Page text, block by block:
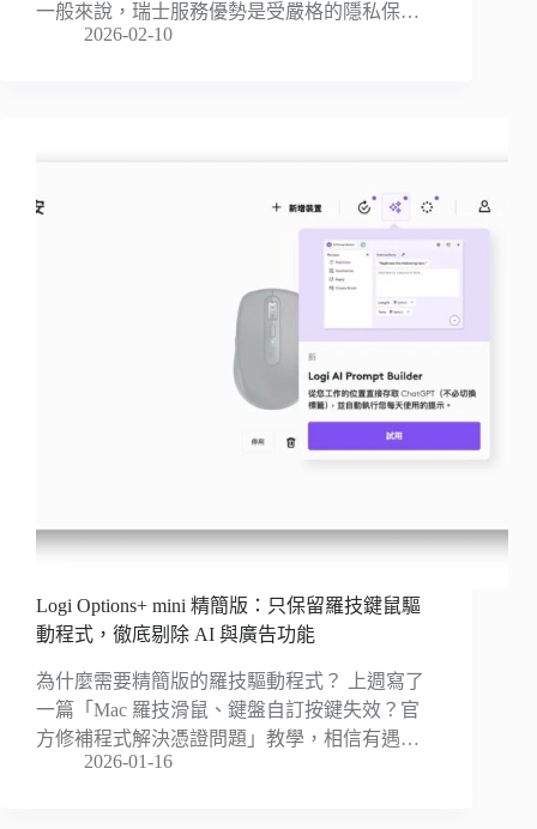
一般來說，瑞士服務優勢是受嚴格的隱私保…
2026-02-10
Logi Options+ mini 精簡版：只保留羅技鍵鼠驅
動程式，徹底剔除 AI 與廣告功能
為什麼需要精簡版的羅技驅動程式？ 上週寫了
一篇「Mac 羅技滑鼠、鍵盤自訂按鍵失效？官
方修補程式解決憑證問題」教學，相信有遇…
2026-01-16